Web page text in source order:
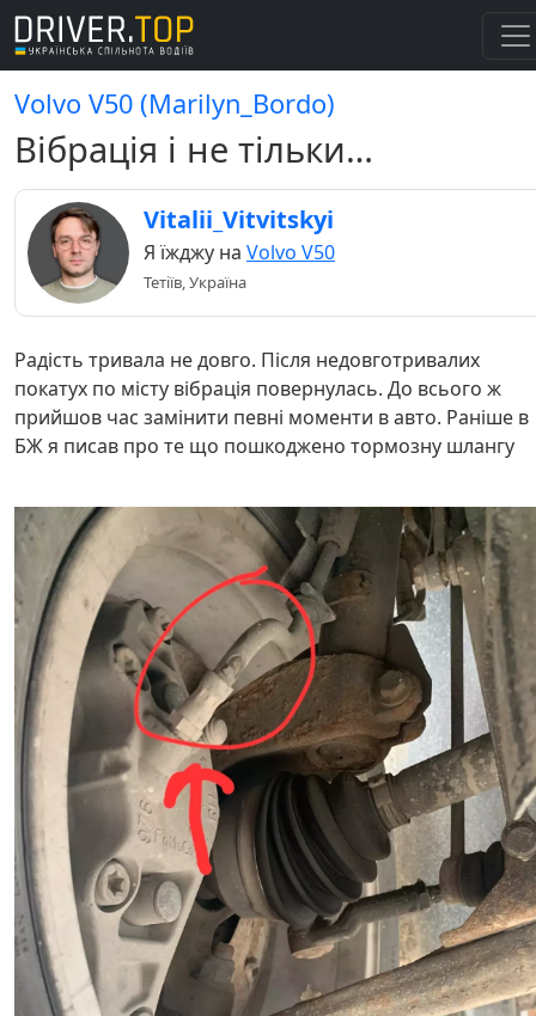
Volvo V50 (Marilyn_Bordo)
Вібрація і не тільки…
Vitalii_Vitvitskyi
Я їжджу на Volvo V50
Тетіїв, Україна
Радість тривала не довго. Після недовготривалих
покатух по місту вібрація повернулась. До всього ж
прийшов час замінити певні моменти в авто. Раніше в
БЖ я писав про те що пошкоджено тормозну шлангу